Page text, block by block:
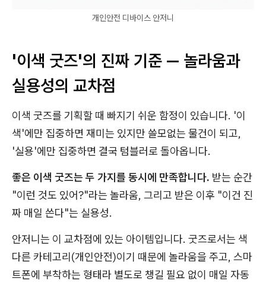
개인안전 디바이스 안저니
'이색 굿즈'의 진짜 기준 — 놀라움과
실용성의 교차점
이색 굿즈를 기획할 때 빠지기 쉬운 함정이 있습니다. '이
색'에만 집중하면 재미는 있지만 쓸모없는 물건이 되고,
'실용'에만 집중하면 결국 텀블러로 돌아옵니다.
좋은 이색 굿즈는 두 가지를 동시에 만족합니다. 받는 순간
"이런 것도 있어?"라는 놀라움, 그리고 받은 이후 "이건 진
짜 매일 쓴다"는 실용성.
안저니는 이 교차점에 있는 아이템입니다. 굿즈로서는 색
다른 카테고리(개인안전)이기 때문에 놀라움을 주고, 스마
트폰에 부착하는 형태라 별도로 챙길 필요 없이 매일 자동